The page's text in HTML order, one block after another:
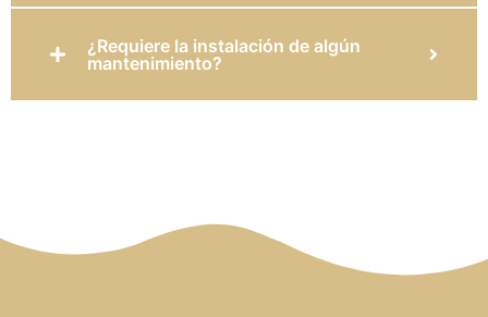
¿Requiere la instalación de algún
mantenimiento?